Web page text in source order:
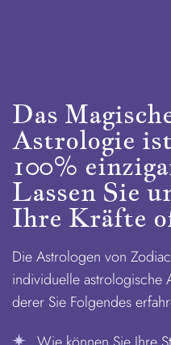
Das
Astrologie
100%
Lassen Sie
Ihre Kräfte
Die Astrologen von
individuelle astrologische
derer Sie Folgendes